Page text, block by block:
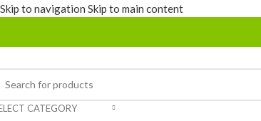
Skip to navigation Skip to main content
CATEGORY